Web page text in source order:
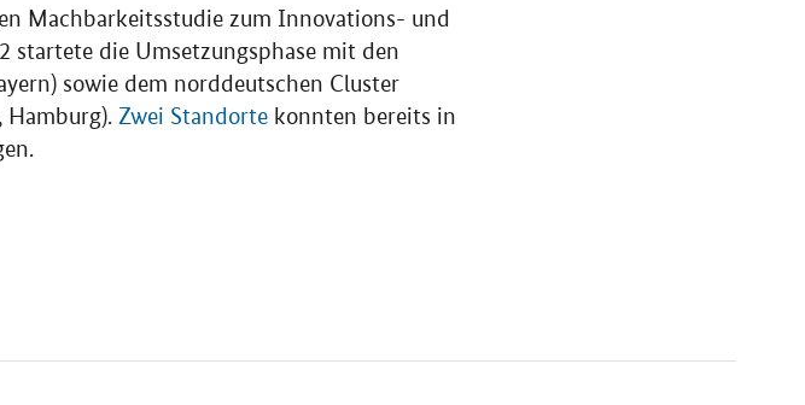
Machbarkeitsstudie zum Innovations- und
startete die Umsetzungsphase mit den
sowie dem norddeutschen Cluster
Zwei Standorte konnten bereits in